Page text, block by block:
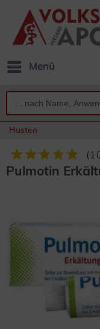
Menü
Husten
(
Pulmotin